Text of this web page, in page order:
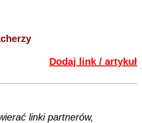
Dodaj link / artykuł
linki partnerów,